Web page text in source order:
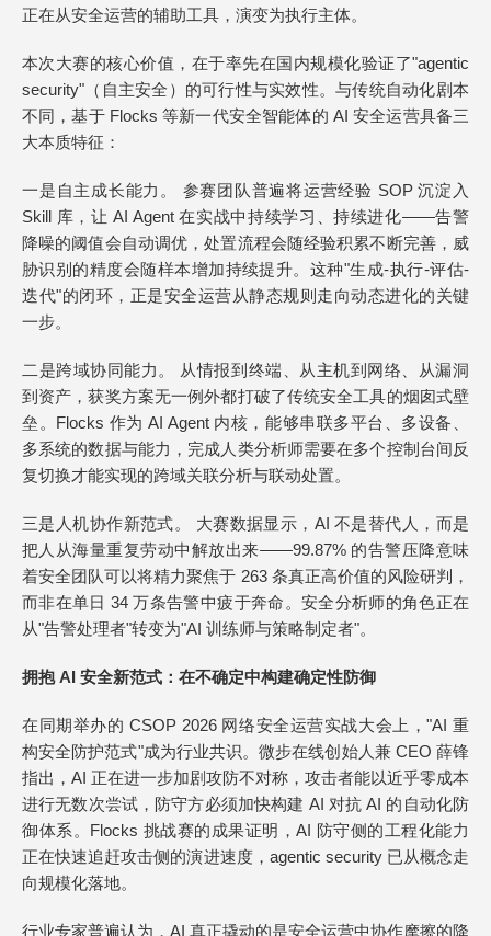
正在从安全运营的辅助工具，演变为执行主体。
本次大赛的核心价值，在于率先在国内规模化验证了"agentic
security"（自主安全）的可行性与实效性。与传统自动化剧本
不同，基于 Flocks 等新一代安全智能体的 AI 安全运营具备三
大本质特征：
一是自主成长能力。 参赛团队普遍将运营经验 SOP 沉淀入
Skill 库，让 AI Agent 在实战中持续学习、持续进化——告警
降噪的阈值会自动调优，处置流程会随经验积累不断完善，威
胁识别的精度会随样本增加持续提升。这种"生成-执行-评估-
迭代"的闭环，正是安全运营从静态规则走向动态进化的关键
一步。
二是跨域协同能力。 从情报到终端、从主机到网络、从漏洞
到资产，获奖方案无一例外都打破了传统安全工具的烟囱式壁
垒。Flocks 作为 AI Agent 内核，能够串联多平台、多设备、
多系统的数据与能力，完成人类分析师需要在多个控制台间反
复切换才能实现的跨域关联分析与联动处置。
三是人机协作新范式。 大赛数据显示，AI 不是替代人，而是
把人从海量重复劳动中解放出来——99.87% 的告警压降意味
着安全团队可以将精力聚焦于 263 条真正高价值的风险研判，
而非在单日 34 万条告警中疲于奔命。安全分析师的角色正在
从"告警处理者"转变为"AI 训练师与策略制定者"。
拥抱 AI 安全新范式：在不确定中构建确定性防御
在同期举办的 CSOP 2026 网络安全运营实战大会上，"AI 重
构安全防护范式"成为行业共识。微步在线创始人兼 CEO 薛锋
指出，AI 正在进一步加剧攻防不对称，攻击者能以近乎零成本
进行无数次尝试，防守方必须加快构建 AI 对抗 AI 的自动化防
御体系。Flocks 挑战赛的成果证明，AI 防守侧的工程化能力
正在快速追赶攻击侧的演进速度，agentic security 已从概念走
向规模化落地。
行业专家普遍认为，AI 真正撬动的是安全运营中协作摩擦的降